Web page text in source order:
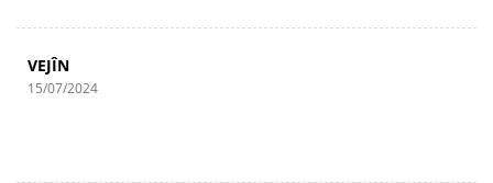
VEJÎN
15/07/2024